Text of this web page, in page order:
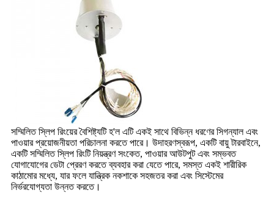
সম্মিলিত স্লিপ রিংয়ের বৈশিষ্ট্যটি হ'ল এটি একই সাথে বিভিন্ন ধরণের সিগন্যাল এবং
পাওয়ার প্রয়োজনীয়তা পরিচালনা করতে পারে। উদাহরণস্বরূপ, একটি বায়ু টারবাইনে,
একটি সম্মিলিত স্লিপ রিংটি নিয়ন্ত্রণ সংকেত, পাওয়ার আউটপুট এবং সম্ভবত
যোগাযোগের ডেটা প্রেরণ করতে ব্যবহার করা যেতে পারে, সমস্ত একই শারীরিক
কাঠামোর মধ্যে, যার ফলে যান্ত্রিক নকশাকে সহজতর করা এবং সিস্টেমের
নির্ভরযোগ্যতা উন্নত করতে।